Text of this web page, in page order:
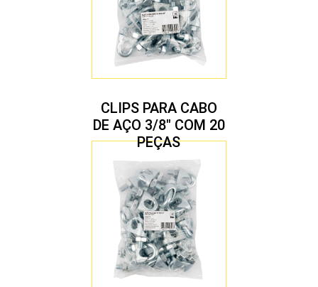
CLIPS PARA CABO
DE AÇO 3/8″ COM 20
PEÇAS